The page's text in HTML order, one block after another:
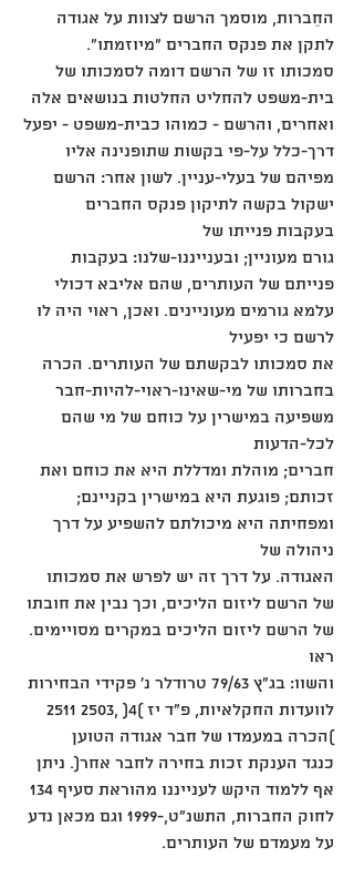
החֵברות, מוסמך הרשם לצוות על אגודה
לתקן את פנקס החברים "מיוזמתו".
סמכותו זו של הרשם דומה לסמכותו של
בית-משפט להחליט החלטות בנושאים אלה
ואחרים, והרשם - כמוהו כבית-משפט - יפעל
דרך-כלל על-פי בקשות שתופנינה אליו
מפיהם של בעלי-עניין. לשון אחר: הרשם
ישקול בקשה לתיקון פנקס החברים
בעקבות פנייתו של
גורם מעוניין; ובענייננו-שלנו: בעקבות
פנייתם של העותרים, שהם אליבא דכולי
עלמא גורמים מעוניינים. ואכן, ראוי היה לו
לרשם כי יפעיל
את סמכותו לבקשתם של העותרים. הכרה
בחברותו של מי-שאינו-ראוי-להיות-חבר
משפיעה במישרין על כוחם של מי שהם
לכל-הדעות
חברים; מוהלת ומדללת היא את כוחם ואת
זכותם; פוגעת היא במישרין בקניינם;
ומפחיתה היא מיכולתם להשפיע על דרך
ניהולה של
האגודה. על דרך זה יש לפרש את סמכותו
של הרשם ליזום הליכים, וכך נבין את חובתו
של הרשם ליזום הליכים במקרים מסויימים.
ראו
והשוו: בג"ץ 79/63 טרודלר נ' פקידי הבחירות
)הכרה במעמדו של חבר אגודה הטוען
כנגד הענקת זכות בחירה לחבר אחר(. ניתן
לחוק החברות, התשנ"ט,-1999 וגם מכאן נדע
על מעמדם של העותרים.